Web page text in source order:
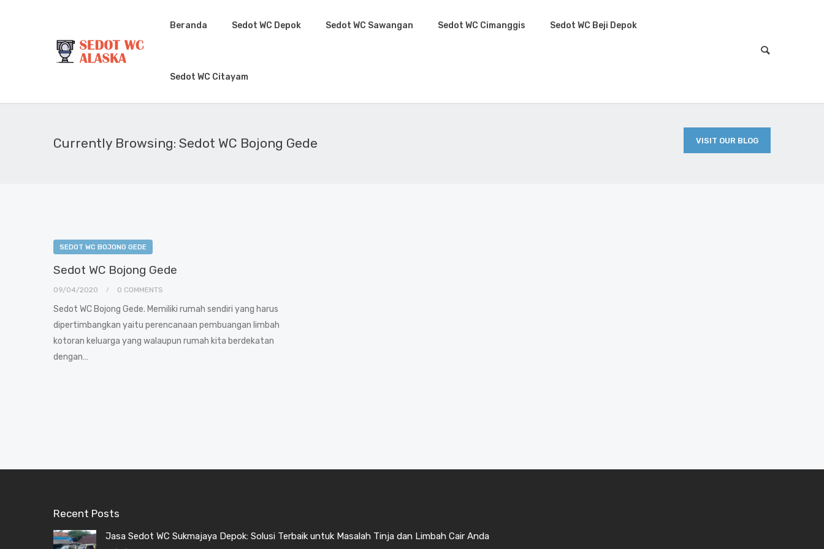
Beranda Sedot WC Depok Sedot WC Sawangan Sedot WC Cimanggis Sedot WC Beji Depok
Sedot WC Citayam
Currently Browsing: Sedot WC Bojong Gede VISIT OUR BLOG
SEDOT WC BOJONG GEDE
Sedot WC Bojong Gede
09/04/2020 0 COMMENTS
Sedot WC Bojong Gede. Memiliki rumah sendiri yang harus
dipertimbangkan yaitu perencanaan pembuangan limbah
kotoran keluarga yang walaupun rumah kita berdekatan
dengan…
Recent Posts
Jasa Sedot WC Sukmajaya Depok: Solusi Terbaik untuk Masalah Tinja dan Limbah Cair Anda